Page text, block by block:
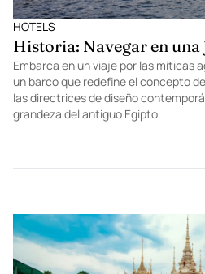
HOTELS
Historia: Navegar en una
Embarca en un viaje por las míticas
un barco que redefine el concepto
las directrices de diseño
grandeza del antiguo Egipto.